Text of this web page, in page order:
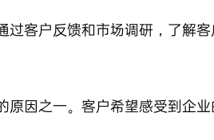
客户反馈和市场调研，了解
因之一。客户希望感受到企